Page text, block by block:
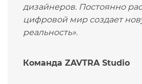
дизайнеров. Постоянно
цифровой мир создает
реальность».
Команда ZAVTRA Studio